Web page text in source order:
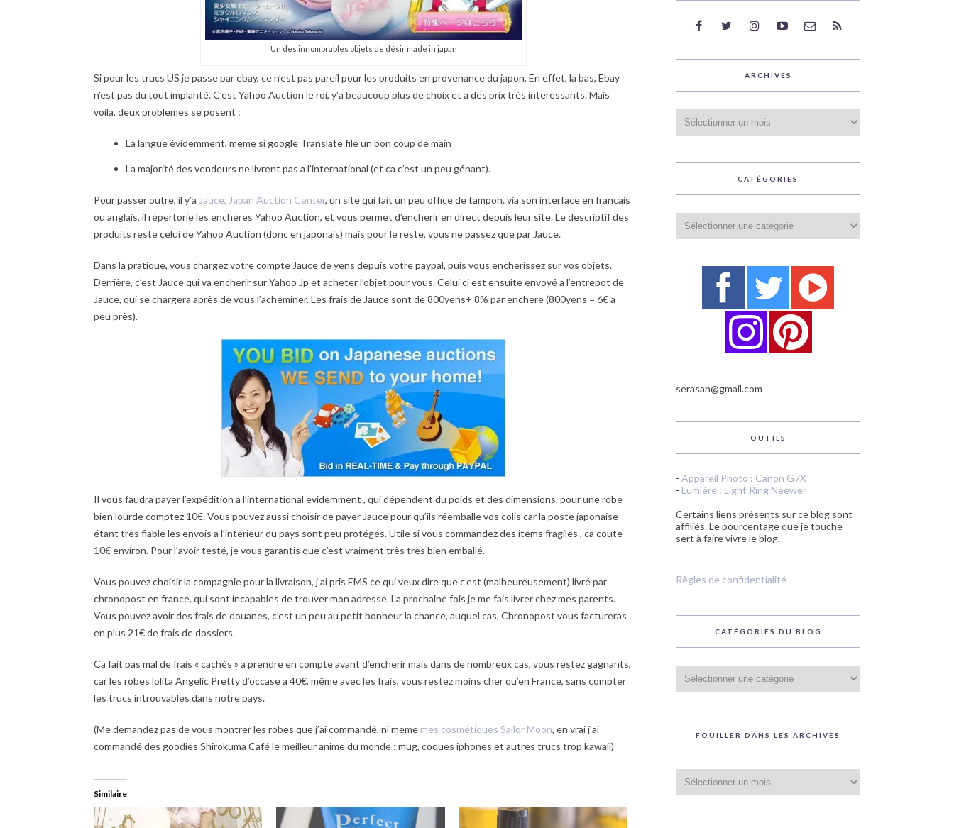
Un des innombrables objets de désir made in japan
Si pour les trucs US je passe par ebay, ce n’est pas pareil pour les produits en provenance du japon. En effet, la bas, Ebay
n’est pas du tout implanté. C’est Yahoo Auction le roi, y’a beaucoup plus de choix et a des prix très interessants. Mais
voila, deux problemes se posent :
La langue évidemment, meme si google Translate file un bon coup de main
La majorité des vendeurs ne livrent pas a l’international (et ca c’est un peu génant).
Pour passer outre, il y’a Jauce, Japan Auction Center, un site qui fait un peu office de tampon. via son interface en francais
ou anglais, il répertorie les enchères Yahoo Auction, et vous permet d’encherir en direct depuis leur site. Le descriptif des
produits reste celui de Yahoo Auction (donc en japonais) mais pour le reste, vous ne passez que par Jauce.
Dans la pratique, vous chargez votre compte Jauce de yens depuis votre paypal, puis vous encherissez sur vos objets.
Derrière, c’est Jauce qui va encherir sur Yahoo Jp et acheter l’objet pour vous. Celui ci est ensuite envoyé a l’entrepot de
Jauce, qui se chargera après de vous l’acheminer. Les frais de Jauce sont de 800yens+ 8% par enchere (800yens = 6€ a
peu près).
Il vous faudra payer l’expédition a l’international evidemment , qui dépendent du poids et des dimensions, pour une robe
bien lourde comptez 10€. Vous pouvez aussi choisir de payer Jauce pour qu’ils réemballe vos colis car la poste japonaise
étant très fiable les envois a l’interieur du pays sont peu protégés. Utile si vous commandez des items fragiles , ca coute
10€ environ. Pour l’avoir testé, je vous garantis que c’est vraiment très très bien emballé.
Vous pouvez choisir la compagnie pour la livraison, j’ai pris EMS ce qui veux dire que c’est (malheureusement) livré par
chronopost en france, qui sont incapables de trouver mon adresse. La prochaine fois je me fais livrer chez mes parents.
Vous pouvez avoir des frais de douanes, c’est un peu au petit bonheur la chance, auquel cas, Chronopost vous factureras
en plus 21€ de frais de dossiers.
Ca fait pas mal de frais « cachés » a prendre en compte avant d’encherir mais dans de nombreux cas, vous restez gagnants,
car les robes lolita Angelic Pretty d’occase a 40€, même avec les frais, vous restez moins cher qu’en France, sans compter
les trucs introuvables dans notre pays.
(Me demandez pas de vous montrer les robes que j’ai commandé, ni meme mes cosmétiques Sailor Moon, en vrai j’ai
commandé des goodies Shirokuma Café le meilleur anime du monde : mug, coques iphones et autres trucs trop kawaii)
Similaire
ARCHIVES
CATÉGORIES
serasan@gmail.com
OUTILS
- Appareil Photo : Canon G7X
- Lumière : Light Ring Neewer
Certains liens présents sur ce blog sont
affiliés. Le pourcentage que je touche
sert à faire vivre le blog.
Règles de confidentialité
CATÉGORIES DU BLOG
du
blog
FOUILLER DANS LES ARCHIVES
dans
les